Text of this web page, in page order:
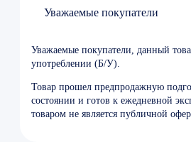
Уважаемые покупатели
Уважаемые покупатели, данный
употреблении (Б/У).
Товар прошел предпродажную
состоянии и готов к ежедневной
товаром не является публичной